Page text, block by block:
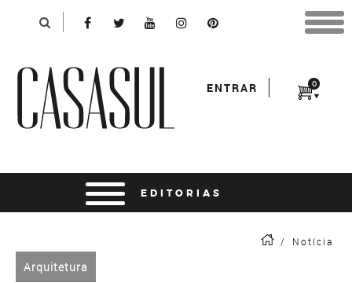
0
ENTRAR
/ Notícia
Arquitetura
*Para finalizar sua compra informe seu e-mail:
*Senha:
entrar usando o facebook